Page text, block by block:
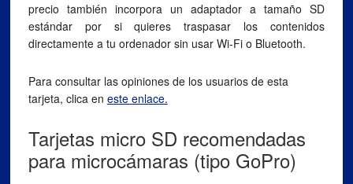
precio también incorpora un adaptador a tamaño SD
estándar por si quieres traspasar los contenidos
directamente a tu ordenador sin usar Wi-Fi o Bluetooth.
Para consultar las opiniones de los usuarios de esta
tarjeta, clica en este enlace.
Tarjetas micro SD recomendadas
para microcámaras (tipo GoPro)